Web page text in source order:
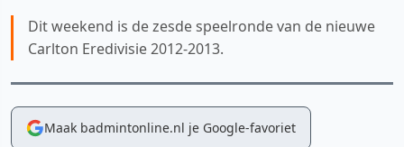
Dit weekend is de zesde speelronde van de nieuwe
Carlton Eredivisie 2012-2013.
Maak badmintonline.nl je Google-favoriet